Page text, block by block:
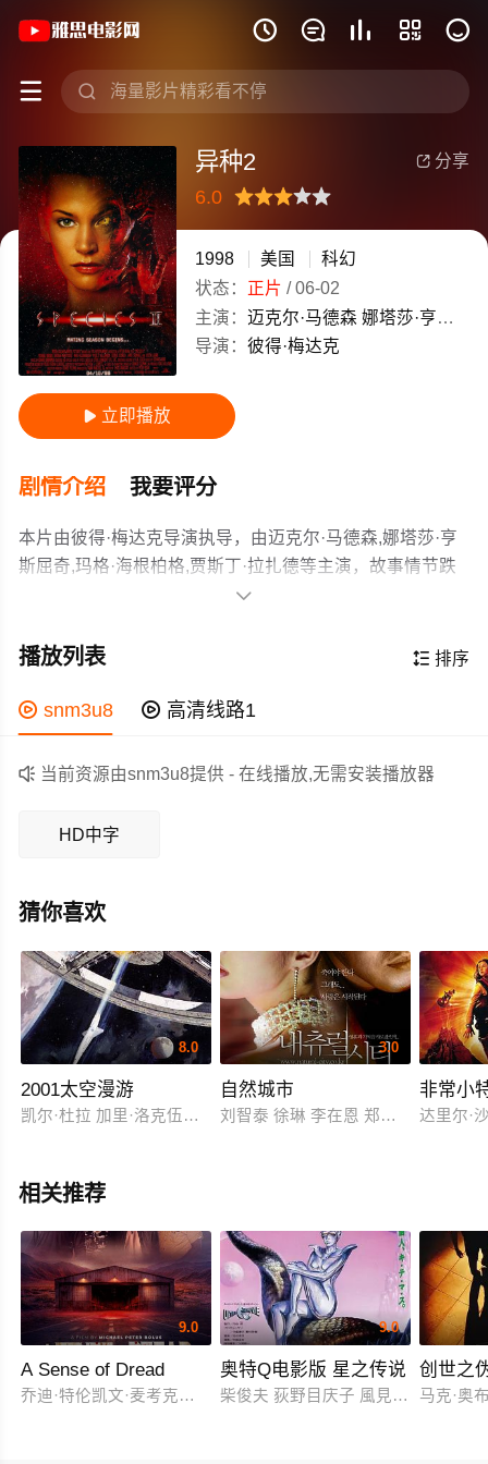
    
 
《异种2》(1998)美国英语高清电影免费
 分享
异种2
6.0
很差较差还行推荐力荐
1998 美国
科幻
状态： 正片 /06-02
主演： 迈克尔·马德森 娜塔莎·亨斯屈奇
导演： 彼得·梅达克
 立即播放
剧情介绍 我要评分
本片由彼得·梅达克导演执导，由迈克尔·马德森,娜塔莎·亨
斯屈奇,玛格·海根柏格,贾斯丁·拉扎德等主演，故事情节跌
岩起伏、扣人心弦，领广大科幻片爱好者和观众们都期待
乘坐远足号登陆火星，成为第一个踏足这个星球的地球人。一如当年的
克将一种致命的DNA带回地球。人类开始面临新的灾难。
另一方面，由于塞尔曾给地球带来莫大的灾难，军方以及科学家们利用
赛尔的基因制作了复制品夏娃（娜塔莎·亨斯特里奇 Natasha Henstridge
到来自对方体内原始欲望的野性呼唤
定的看点，在演员表现和剧情架构上也都有不错的亮点，
看。

 排序
播放列表
 snm3u8  高清线路1
 当前资源由snm3u8提供 - 在线播放,无需安装播放器
HD中字
猜你喜欢
8.0
2001太空漫游
凯尔·杜拉 加里·洛克伍德 威廉姆·西尔维斯特 丹尼尔·里希特 雷
3.0
自然城市
刘智泰 徐琳 李在恩 郑恩彪 郑斗洪
非常小
达里尔·
相关推荐
9.0
A Sense of Dread
乔迪·特伦凯文·麦考克尔虹膜
9.0
奥特Q电影版 星之传说
柴俊夫 荻野目庆子 風見しんご
创世之
马克·奥